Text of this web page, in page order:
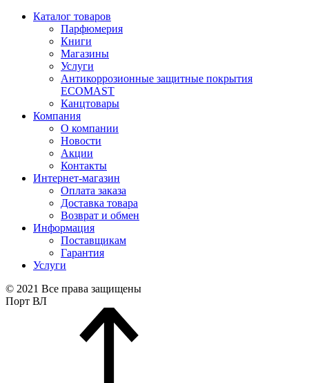
Каталог товаров
Парфюмерия
Книги
Магазины
Услуги
Антикоррозионные защитные покрытия
ECOMAST
Канцтовары
Компания
О компании
Новости
Акции
Контакты
Интернет-магазин
Оплата заказа
Доставка товара
Возврат и обмен
Информация
Поставщикам
Гарантия
Услуги
© 2021 Все права защищены
Порт ВЛ